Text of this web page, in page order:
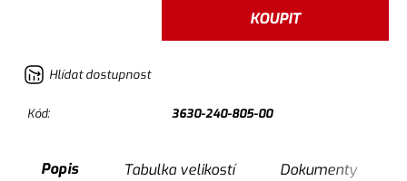
KOUPIT
Hlídat dostupnost
Kód: 3630-240-805-00
Popis Tabulka velikostí Dokumenty